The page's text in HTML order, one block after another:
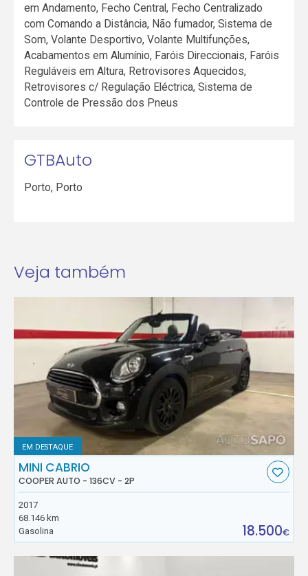
em Andamento, Fecho Central, Fecho Centralizado
com Comando a Distância, Não fumador, Sistema de
Som, Volante Desportivo, Volante Multifunções,
Acabamentos em Alumínio, Faróis Direccionais, Faróis
Reguláveis em Altura, Retrovisores Aquecidos,
Retrovisores c/ Regulação Eléctrica, Sistema de
Controle de Pressão dos Pneus
GTBAuto
Porto, Porto
Veja também
EM DESTAQUE
MINI CABRIO
COOPER AUTO - 136CV - 2P
2017
68.146 km
Gasolina
18.500€